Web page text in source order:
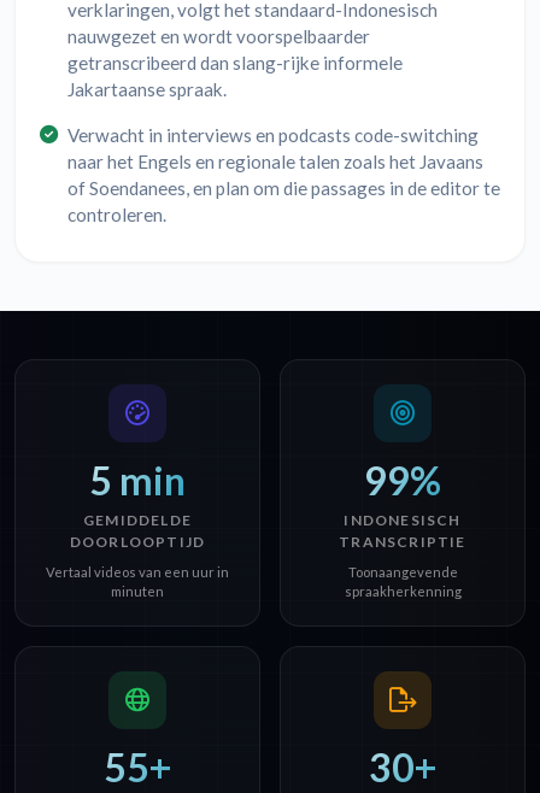
verklaringen, volgt het standaard-Indonesisch
nauwgezet en wordt voorspelbaarder
getranscribeerd dan slang-rijke informele
Jakartaanse spraak.
Verwacht in interviews en podcasts code-switching
naar het Engels en regionale talen zoals het Javaans
of Soendanees, en plan om die passages in de editor te
controleren.
5 min
GEMIDDELDE
DOORLOOPTIJD
Vertaal videos van een uur in
minuten
99%
INDONESISCH
TRANSCRIPTIE
Toonaangevende
spraakherkenning
55+ 30+